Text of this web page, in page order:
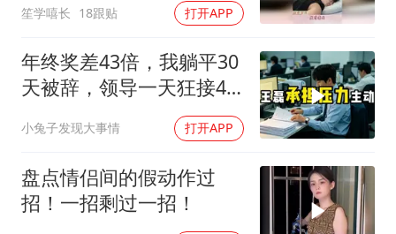
笙学嘻长 18跟贴 打开APP
年终奖差43倍，我躺平30
天被辞，领导一天狂接47
小兔子发现大事情 打开APP
盘点情侣间的假动作过
招！一招剩过一招！